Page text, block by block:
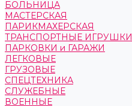
БОЛЬНИЦА
МАСТЕРСКАЯ
ПАРИКМАХЕРСКАЯ
ТРАНСПОРТНЫЕ ИГРУШКИ
ПАРКОВКИ и ГАРАЖИ
ЛЕГКОВЫЕ
ГРУЗОВЫЕ
СПЕЦТЕХНИКА
СЛУЖЕБНЫЕ
ВОЕННЫЕ